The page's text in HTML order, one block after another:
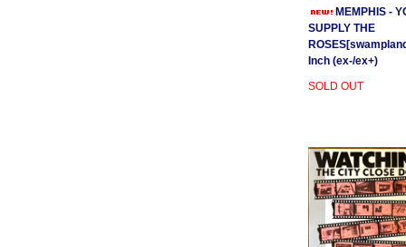
MEMPHIS -
SUPPLY THE
Inch (ex-/ex+)
SOLD OUT